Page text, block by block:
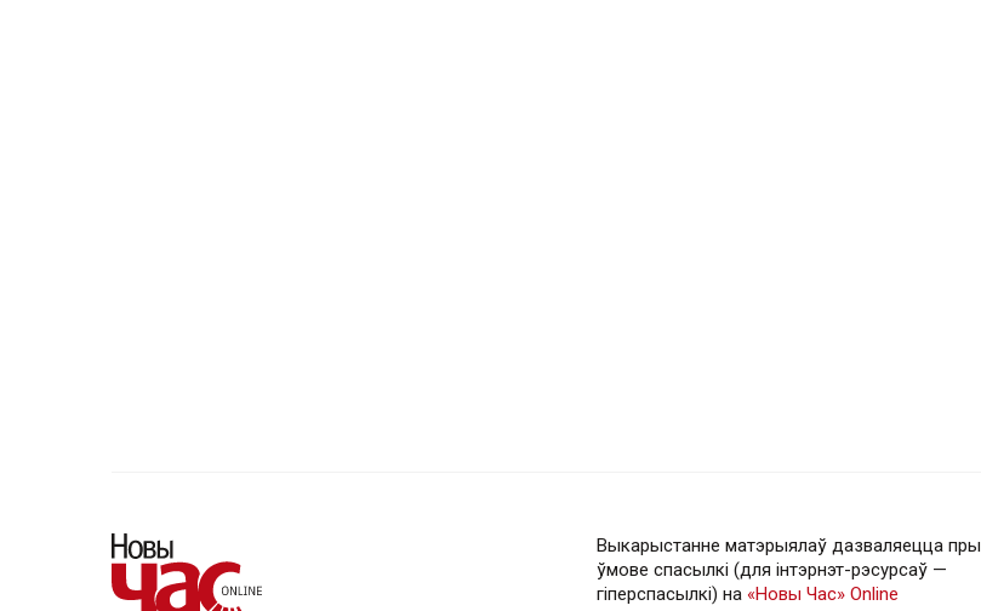
Выкарыстанне матэрыялаў дазваляецца пры
ўмове спасылкі (для інтэрнэт-рэсурсаў —
гiперспасылкi) на «Новы Час» Online